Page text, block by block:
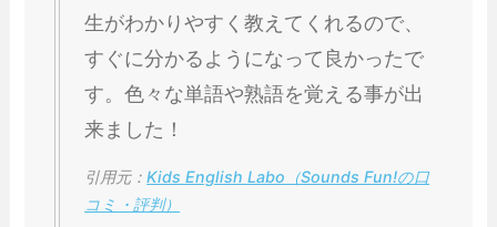
生がわかりやすく教えてくれるので、
すぐに分かるようになって良かったで
す。色々な単語や熟語を覚える事が出
来ました！
引用元：Kids English Labo（Sounds Fun!の口
コミ・評判）